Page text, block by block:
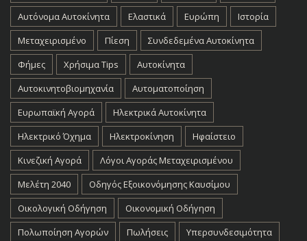
Αυτόνομα Αυτοκίνητα
Ελαστικά Ευρώπη
Ιστορία
Μεταχειρισμένο
Πίεση
Συνδεδεμένα Αυτοκίνητα
Φήμες
Χρήσιμα Tips
Αυτοκίνητα
Αυτοκινητοβιομηχανία
Αυτοματοποίηση
Ευρωπαϊκή Αγορά
Ηλεκτρικά Αυτοκίνητα
Ηλεκτρικό Όχημα
Ηλεκτροκίνηση
Ηφαίστειο
Κινεζική Αγορά
Λόγοι Αγοράς Μεταχειρισμένου
Μελέτη 2040
Οδηγός Εξοικονόμησης Καυσίμου
Οικολογική Οδήγηση
Οικονομική Οδήγηση
Πολωποίηση Αγορών
Πωλήσεις Υπερσυνδεσιμότητα